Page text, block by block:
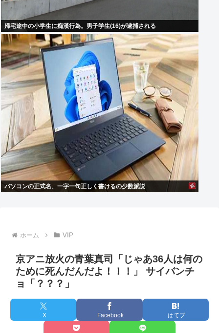
帰宅途中の小学生に痴漢行為。男子学生(16)が逮捕される
パソコンの正式名、一字一句正しく書けるの少数派説
ホーム VIP
京アニ放火の青葉真司「じゃあ36人は何の
ために死んだんだよ！！！」 サイバンチ
ョ「？？？」
X Facebook はてブ